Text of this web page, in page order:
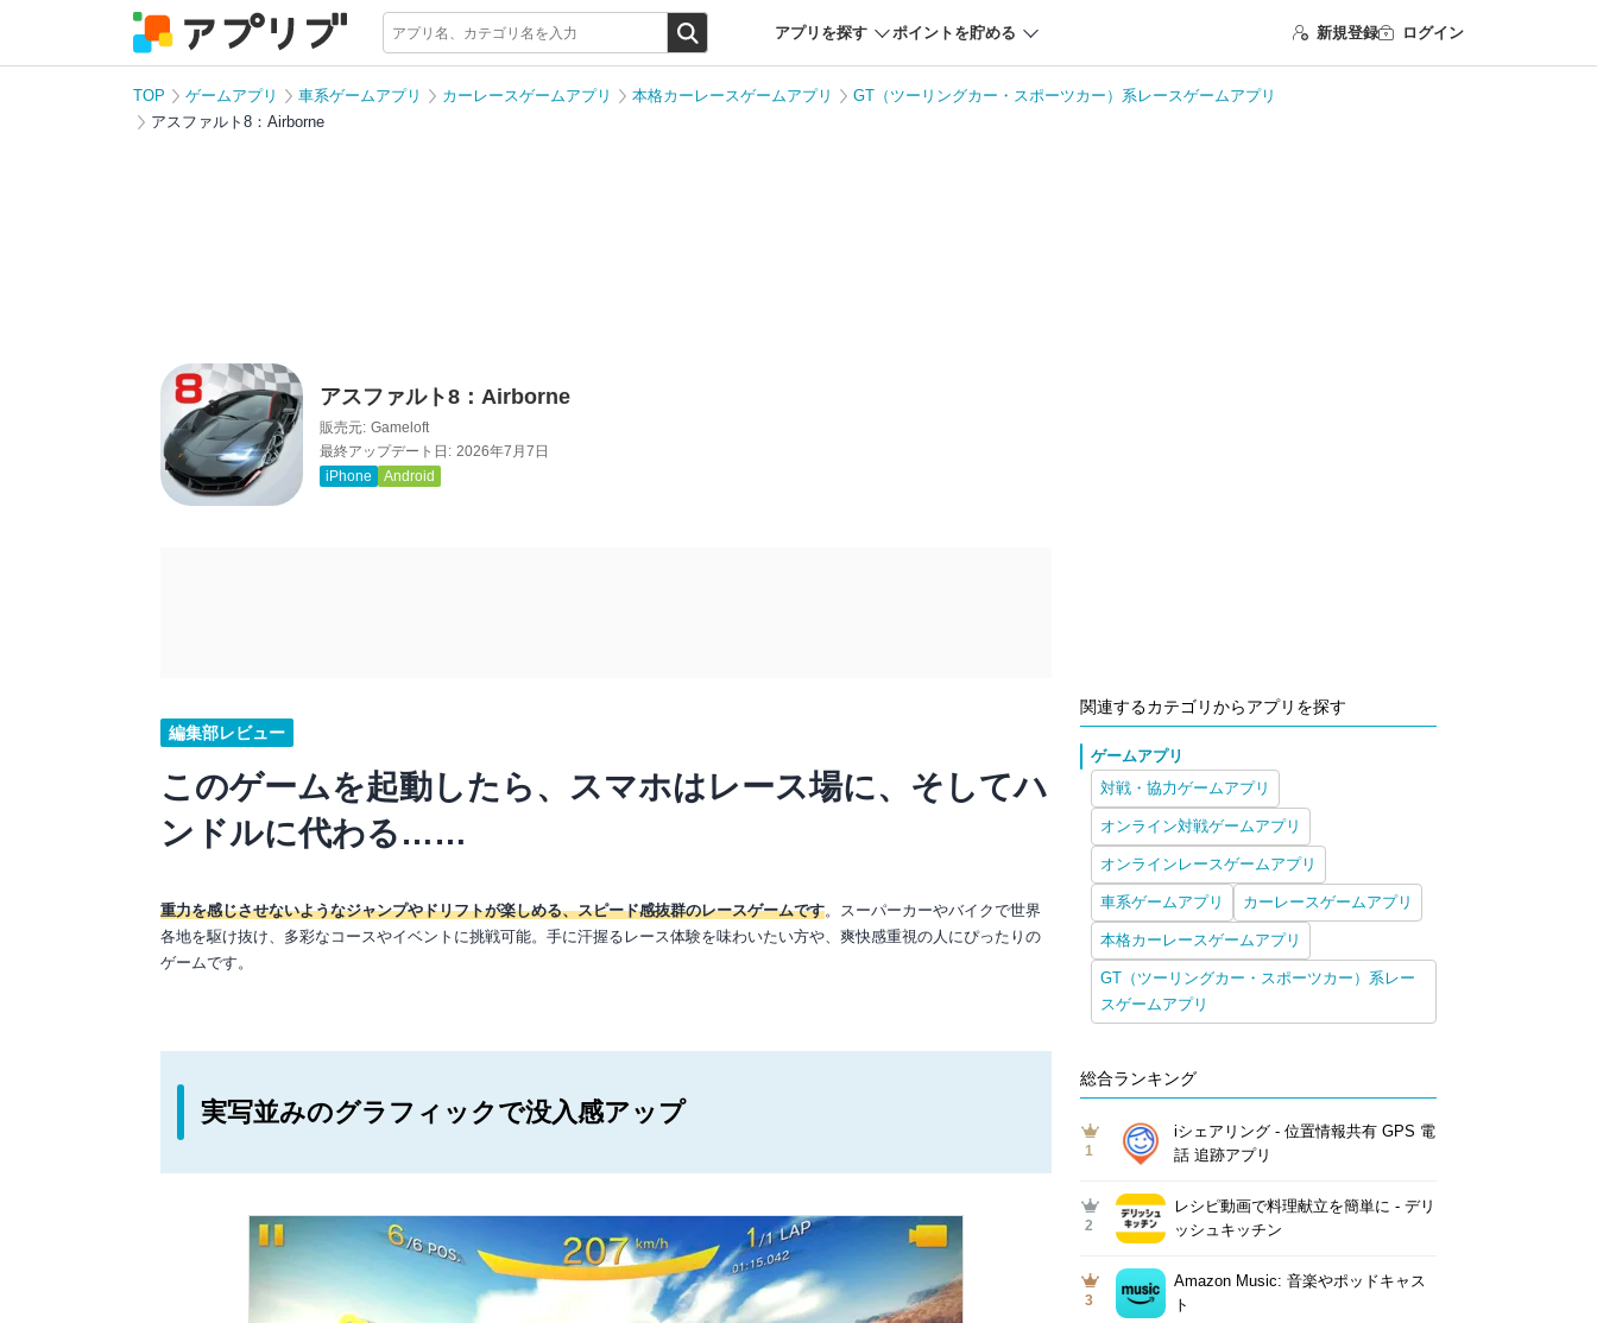
アプリを探す ポイントを貯める 新規登録 ログイン
TOP ゲームアプリ 車系ゲームアプリ カーレースゲームアプリ 本格カーレースゲームアプリ
GT（ツーリングカー・スポーツカー）系レースゲームアプリ
アスファルト8：Airborne
アスファルト8：Airborne
販売元: Gameloft
最終アップデート日: 2026年7月7日
iPhone
Android
編集部レビュー
このゲームを起動したら、スマホはレース場に、そしてハ
ンドルに代わる……
重力を感じさせないようなジャンプやドリフトが楽しめる、スピード感抜群のレースゲームです。スーパーカーやバイクで世界
各地を駆け抜け、多彩なコースやイベントに挑戦可能。手に汗握るレース体験を味わいたい方や、爽快感重視の人にぴったりの
ゲームです。
実写並みのグラフィックで没入感アップ
関連するカテゴリからアプリを探す
ゲームアプリ
対戦・協力ゲームアプリ
オンライン対戦ゲームアプリ
オンラインレースゲームアプリ
車系ゲームアプリ カーレースゲームアプリ
本格カーレースゲームアプリ
GT（ツーリングカー・スポーツカー）系レー
スゲームアプリ
総合ランキング
1
iシェアリング - 位置情報共有 GPS 電
話 追跡アプリ
2
レシピ動画で料理献立を簡単‪に - デリ
ッシュキッチン
3
Amazon Music: 音楽やポッドキャス
ト